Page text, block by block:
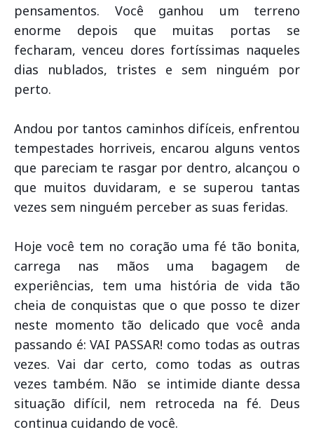
pensamentos. Você ganhou um terreno
enorme depois que muitas portas se
fecharam, venceu dores fortíssimas naqueles
dias nublados, tristes e sem ninguém por
perto.
Andou por tantos caminhos difíceis, enfrentou
tempestades horriveis, encarou alguns ventos
que pareciam te rasgar por dentro, alcançou o
que muitos duvidaram, e se superou tantas
vezes sem ninguém perceber as suas feridas.
Hoje você tem no coração uma fé tão bonita,
carrega nas mãos uma bagagem de
experiências, tem uma história de vida tão
cheia de conquistas que o que posso te dizer
neste momento tão delicado que você anda
passando é: VAI PASSAR! como todas as outras
vezes. Vai dar certo, como todas as outras
vezes também. Não se intimide diante dessa
situação difícil, nem retroceda na fé. Deus
continua cuidando de você.